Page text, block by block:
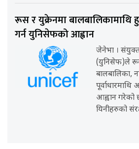
रूस र युक्रेनमा बालबालिकामाथि
गर्न युनिसेफको आह्वान
जेनेभा । संयुक्त
(युनिसेफ)ले
बालबालिका,
आह्वान
यिनीहरुको